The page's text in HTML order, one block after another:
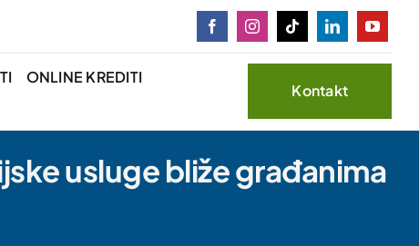
ONLINE KREDITI
Kontakt
usluge bliže građanima